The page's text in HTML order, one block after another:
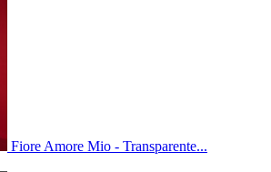
Fiore Amore Mio - Transparente...